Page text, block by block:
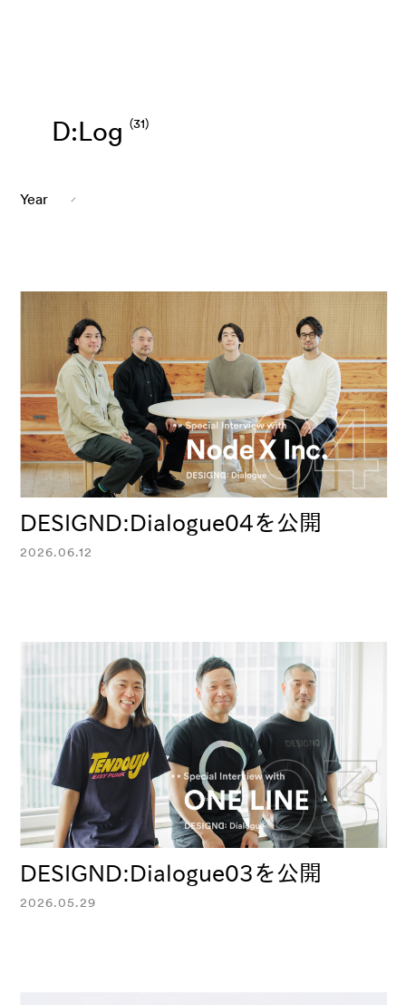
D:Log (31)
Year
2023年
2022年 2021年
2020年
DESIGND:Dialogue04を公開
2026.06.12
DESIGND:Dialogue03を公開
2026.05.29